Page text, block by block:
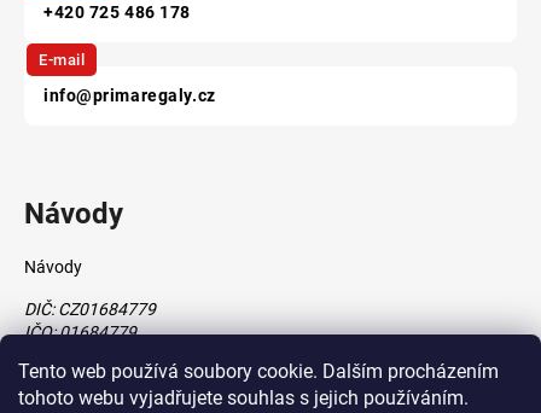
Tento web používá soubory cookie. Dalším procházením
tohoto webu vyjadřujete souhlas s jejich používáním.
+420 725 486 178
E-mail
info@primaregaly.cz
Návody
Návody
DIČ: CZ01684779
IČO: 01684779